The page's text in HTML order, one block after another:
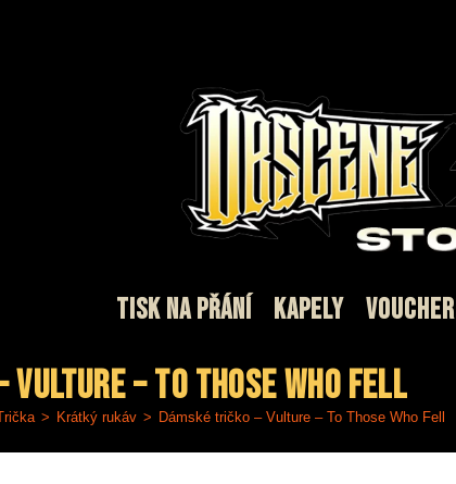
TISK NA PŘÁNÍ KAPELY VOUCHER
Vulture – To Those Who Fell
> Krátký rukáv > Dámské tričko – Vulture – To Those Who Fell